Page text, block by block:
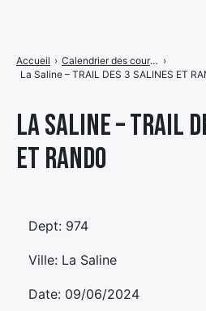
La Saline – TRAIL
ET RANDO
Accueil › Calendrier des courses ›
La Saline – TRAIL DES 3 SALINES ET
Dept: 974
Ville: La Saline
Date: 09/06/2024
de
menu